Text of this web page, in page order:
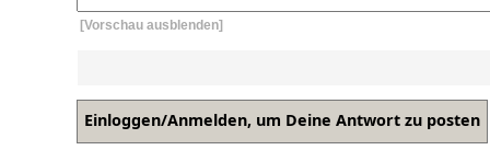
[Vorschau ausblenden]